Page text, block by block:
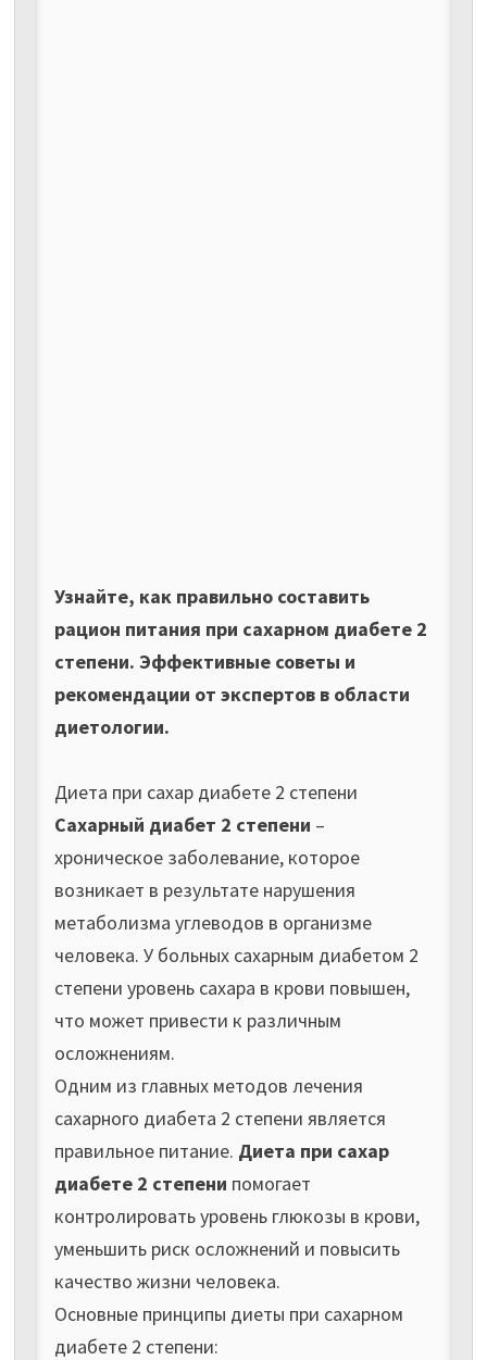
Узнайте, как правильно составить
рацион питания при сахарном диабете 2
степени. Эффективные советы и
рекомендации от экспертов в области
диетологии.
Диета при сахар диабете 2 степени
Сахарный диабет 2 степени –
хроническое заболевание, которое
возникает в результате нарушения
метаболизма углеводов в организме
человека. У больных сахарным диабетом 2
степени уровень сахара в крови повышен,
что может привести к различным
осложнениям.
Одним из главных методов лечения
сахарного диабета 2 степени является
правильное питание. Диета при сахар
диабете 2 степени помогает
контролировать уровень глюкозы в крови,
уменьшить риск осложнений и повысить
качество жизни человека.
Основные принципы диеты при сахарном
диабете 2 степени: